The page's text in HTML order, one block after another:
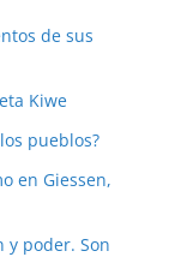
de sus
Kiwe
pueblos?
en Giessen,
y poder. Son